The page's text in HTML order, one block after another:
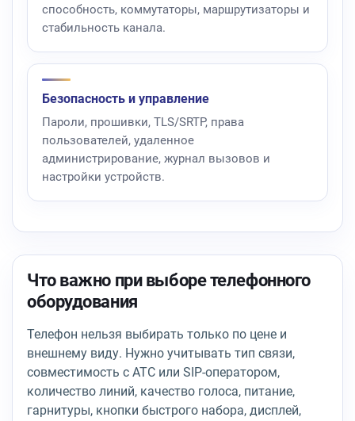
способность, коммутаторы, маршрутизаторы и
стабильность канала.
Безопасность и управление
Пароли, прошивки, TLS/SRTP, права
пользователей, удаленное
администрирование, журнал вызовов и
настройки устройств.
Что важно при выборе телефонного
оборудования
Телефон нельзя выбирать только по цене и
внешнему виду. Нужно учитывать тип связи,
совместимость с АТС или SIP-оператором,
количество линий, качество голоса, питание,
гарнитуры, кнопки быстрого набора, дисплей,